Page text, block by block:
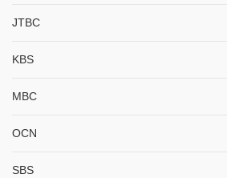
JTBC
KBS
MBC
OCN
SBS